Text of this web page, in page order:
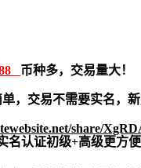
币种多，交易量大！
，交易不需要实名，新
share/
认证初级+高级更方